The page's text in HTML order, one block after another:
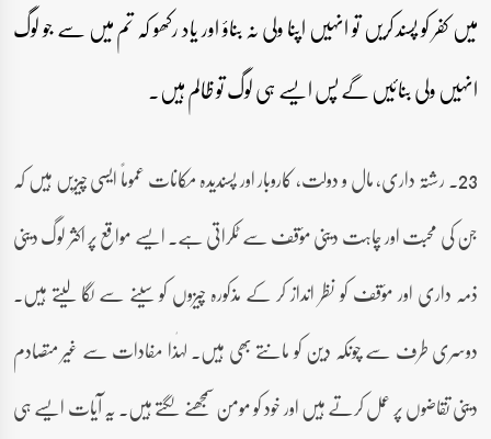
میں کفر کو پسند کریں تو انہیں اپنا ولی نہ بناؤ اور یاد رکھو کہ تم میں سے جو لوگ
انہیں ولی بنائیں گے پس ایسے ہی لوگ تو ظالم ہیں۔
23۔ رشتہ داری، مال و دولت، کاروبار اور پسندیدہ مکانات عموماً ایسی چیزیں ہیں کہ
جن کی محبت اور چاہت دینی مؤقف سے ٹکراتی ہے۔ ایسے مواقع پر اکثر لوگ دینی
ذمہ داری اور مؤقف کو نظر انداز کر کے مذکورہ چیزوں کو سینے سے لگا لیتے ہیں۔
دوسری طرف سے چونکہ دین کو مانتے بھی ہیں۔ لہٰذا مفادات سے غیر متصادم
دینی تقاضوں پر عمل کرتے ہیں اور خود کو مومن سمجھنے لگتے ہیں۔ یہ آیات ایسے ہی